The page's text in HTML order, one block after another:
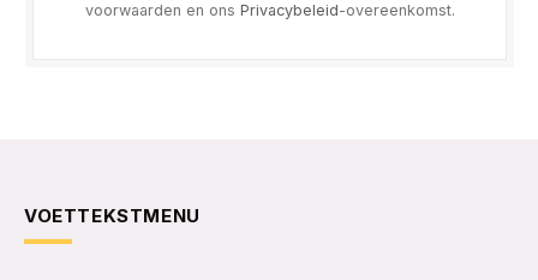
voorwaarden en ons Privacybeleid-overeenkomst.
VOETTEKSTMENU